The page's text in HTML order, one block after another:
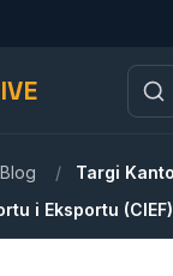
Blog /
Targi
i Eksportu (CIEF)